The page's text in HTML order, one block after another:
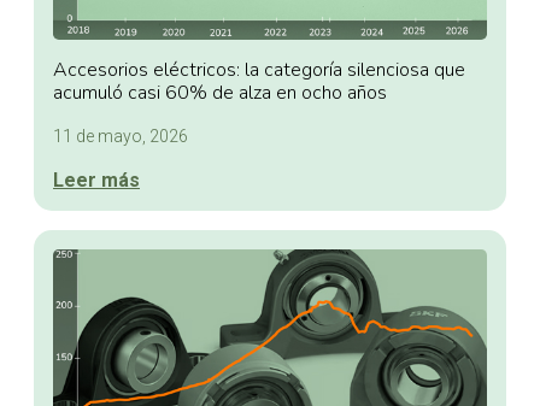
Accesorios eléctricos: la categoría silenciosa que
acumuló casi 60% de alza en ocho años
11 de mayo, 2026
Leer más